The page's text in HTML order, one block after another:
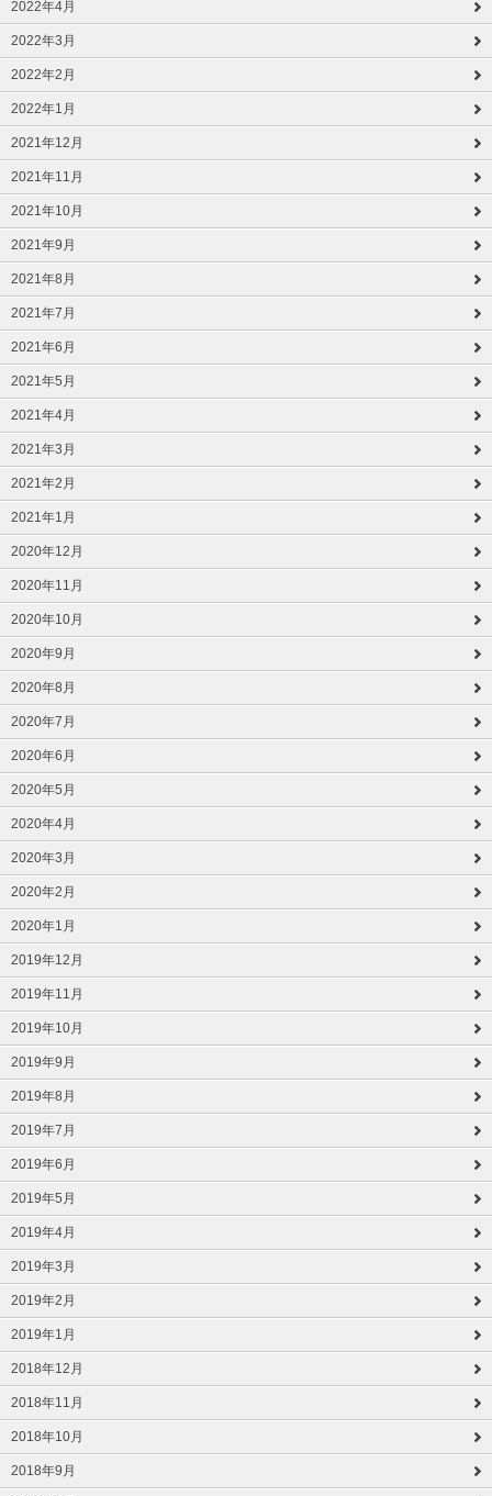
2022年4月
2022年3月
2022年2月
2022年1月
2021年12月
2021年11月
2021年10月
2021年9月
2021年8月
2021年7月
2021年6月
2021年5月
2021年4月
2021年3月
2021年2月
2021年1月
2020年12月
2020年11月
2020年10月
2020年9月
2020年8月
2020年7月
2020年6月
2020年5月
2020年4月
2020年3月
2020年2月
2020年1月
2019年12月
2019年11月
2019年10月
2019年9月
2019年8月
2019年7月
2019年6月
2019年5月
2019年4月
2019年3月
2019年2月
2019年1月
2018年12月
2018年11月
2018年10月
2018年9月